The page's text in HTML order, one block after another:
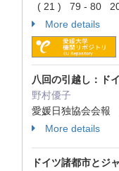
( 21 ) 79 - 80
More details
八回の引越し：ド
野村優子
愛媛日独協会会
More details
ドイツ諸都市とジ